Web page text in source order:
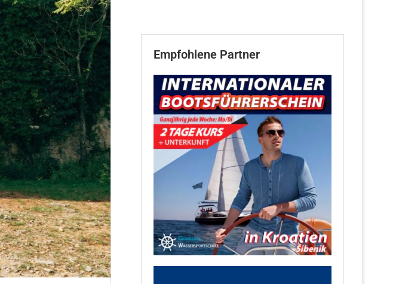
Empfohlene Partner